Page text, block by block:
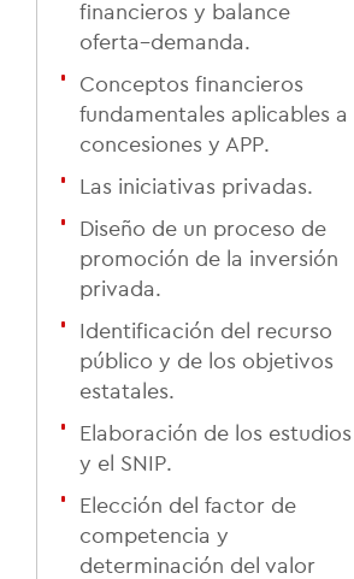
financieros y balance
oferta–demanda.
Conceptos financieros
fundamentales aplicables a
concesiones y APP.
Las iniciativas privadas.
Diseño de un proceso de
promoción de la inversión
privada.
Identificación del recurso
público y de los objetivos
estatales.
Elaboración de los estudios
y el SNIP.
Elección del factor de
competencia y
determinación del valor